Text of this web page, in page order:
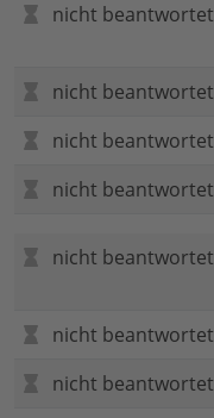
nicht beantwortet
nicht beantwortet
nicht beantwortet
nicht beantwortet
nicht beantwortet
nicht beantwortet
nicht beantwortet